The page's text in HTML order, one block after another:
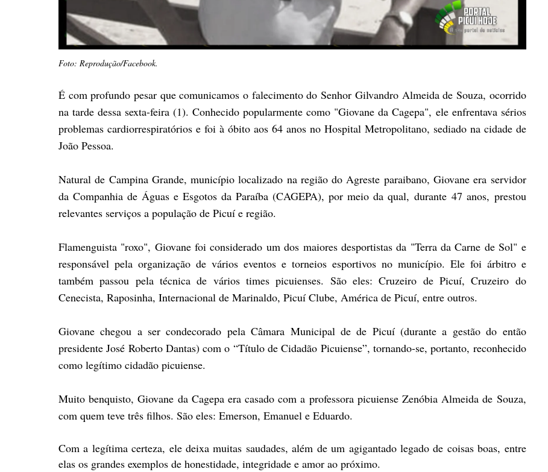
Foto: Reprodução/Facebook.
É com profundo pesar que comunicamos o falecimento do Senhor Gilvandro Almeida de Souza, ocorrido
na tarde dessa sexta-feira (1). Conhecido popularmente como "Giovane da Cagepa", ele enfrentava sérios
problemas cardiorrespiratórios e foi à óbito aos 64 anos no Hospital Metropolitano, sediado na cidade de
João Pessoa.
Natural de Campina Grande, município localizado na região do Agreste paraibano, Giovane era servidor
da Companhia de Águas e Esgotos da Paraíba (CAGEPA), por meio da qual, durante 47 anos, prestou
relevantes serviços a população de Picuí e região.
Flamenguista "roxo", Giovane foi considerado um dos maiores desportistas da "Terra da Carne de Sol" e
responsável pela organização de vários eventos e torneios esportivos no município. Ele foi árbitro e
também passou pela técnica de vários times picuienses. São eles: Cruzeiro de Picuí, Cruzeiro do
Cenecista, Raposinha, Internacional de Marinaldo, Picuí Clube, América de Picuí, entre outros.
Giovane chegou a ser condecorado pela Câmara Municipal de de Picuí (durante a gestão do então
presidente José Roberto Dantas) com o “Título de Cidadão Picuiense”, tornando-se, portanto, reconhecido
como legítimo cidadão picuiense.
Muito benquisto, Giovane da Cagepa era casado com a professora picuiense Zenóbia Almeida de Souza,
com quem teve três filhos. São eles: Emerson, Emanuel e Eduardo.
Com a legítima certeza, ele deixa muitas saudades, além de um agigantado legado de coisas boas, entre
elas os grandes exemplos de honestidade, integridade e amor ao próximo.